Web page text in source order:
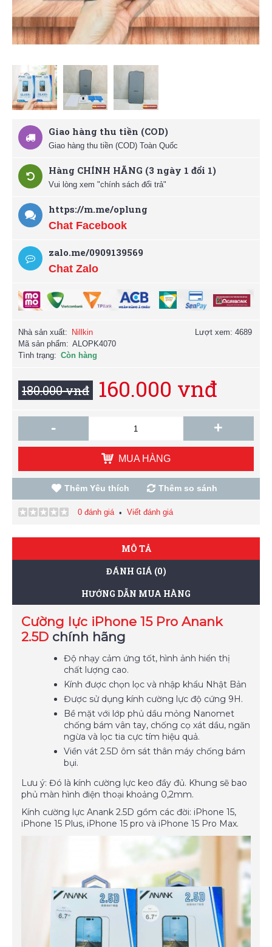
Giao hàng thu tiền (COD)
Giao hàng thu tiền (COD) Toàn Quốc
Hàng CHÍNH HÃNG (3 ngày 1 đổi 1)
Vui lòng xem "chính sách đổi trả"
https://m.me/oplung
Chat Facebook
zalo.me/0909139569
Chat Zalo
Lượt xem: 4689
Nhà sản xuất:
Nillkin
Mã sản phẩm: ALOPK4070
Tình trạng: Còn hàng
180.000 vnđ 160.000 vnđ
- +
MUA HÀNG
Thêm Yêu thích Thêm so sánh
0 đánh giá• Viết đánh giá
MÔ TẢ
ĐÁNH GIÁ (0)
HƯỚNG DẪN MUA HÀNG
Cường lực iPhone 15 Pro Anank
2.5D chính hãng
Độ nhạy cảm ứng tốt, hình ảnh hiển thị
chất lượng cao.
Kính được chọn lọc và nhập khẩu Nhật Bản
Được sử dụng kính cường lực độ cứng 9H.
Bề mặt với lớp phủ dầu mỏng Nanomet
chống bám vân tay, chống cọ xát dầu, ngăn
ngừa và lọc tia cực tím hiệu quả.
Viền vát 2.5D ôm sát thân máy chống bám
bụi.
Lưu ý: Đó là kính cường lực keo đầy đủ. Khung sẽ bao
phủ màn hình điện thoại khoảng 0,2mm.
Kính cường lực Anank 2.5D gồm các đời: iPhone 15,
iPhone 15 Plus, iPhone 15 pro và iPhone 15 Pro Max.